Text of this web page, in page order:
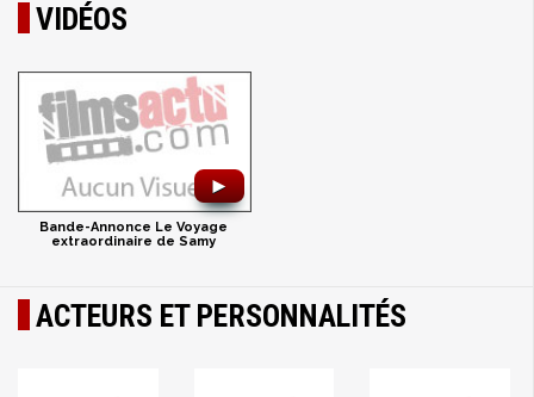
VIDÉOS
►
Bande-Annonce Le Voyage
extraordinaire de Samy
ACTEURS ET PERSONNALITÉS